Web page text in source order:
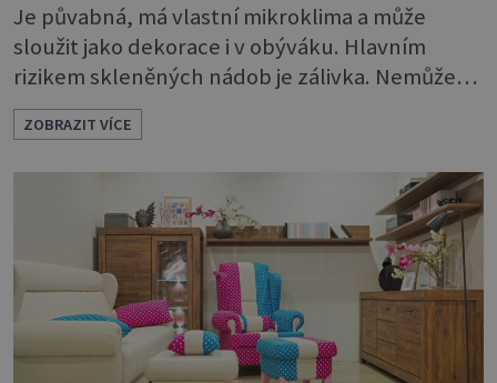
Je půvabná, má vlastní mikroklima a může
sloužit jako dekorace i v obýváku. Hlavním
rizikem skleněných nádob je zálivka. Nemůže
odtékat a bude se hromadit u dna. To by rychle
vedlo k zahnívání rostlin. Proto je nutné
vytvořit dostatečně vysokou drenážní vrstvu,
která vodu pojme a bude chránit kořeny.
Potřebuje 3 vrstvy: * Na dno dobře vymyté
nádoby naskládejte omyté oblázky. Vrstva by m
ZOBRAZIT VÍCE